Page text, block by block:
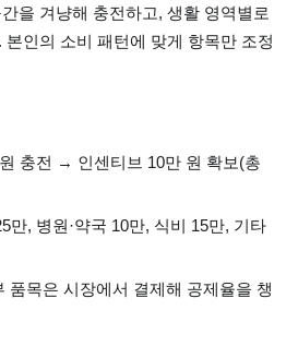
을 겨냥해 충전하고, 생활 영역별로
인의 소비 패턴에 맞게 항목만 조정
충전 → 인센티브 10만 원 확보(총
만, 병원·약국 10만, 식비 15만, 기타
품목은 시장에서 결제해 공제율을 챙